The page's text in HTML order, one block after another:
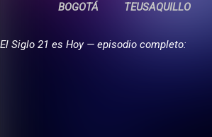
BOGOTÁ TEUSAQUILLO
El Siglo 21 es Hoy — episodio completo: